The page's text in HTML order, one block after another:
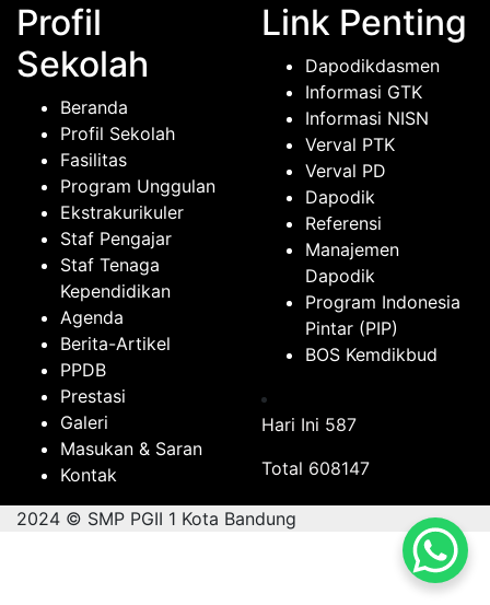
Profil
Sekolah
Beranda
Profil Sekolah
Fasilitas
Program Unggulan
Ekstrakurikuler
Staf Pengajar
Staf Tenaga
Kependidikan
Agenda
Berita-Artikel
PPDB
Prestasi
Galeri
Masukan & Saran
Kontak
Link Penting
Dapodikdasmen
Informasi GTK
Informasi NISN
Verval PTK
Verval PD
Dapodik
Referensi
Manajemen
Dapodik
Program Indonesia
Pintar (PIP)
BOS Kemdikbud
Hari Ini 587
Total 608147
2024 © SMP PGII 1 Kota Bandung